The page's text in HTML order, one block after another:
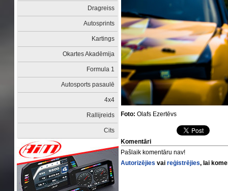
Dragreiss
Autosprints
Kartings
Okartes Akadēmija
Formula 1
Autosports pasaulē
4x4
Rallijreids
Cits
Foto: Olafs Ezertēvs
Komentāri
Pašlaik komentāru nav!
Autorizējies vaireģistrējies, lai